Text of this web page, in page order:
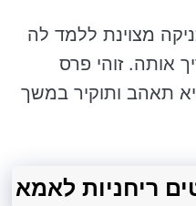
מצוינת ללמד לה
אותה. זוהי פרס
תאהב ותוקיר במשך